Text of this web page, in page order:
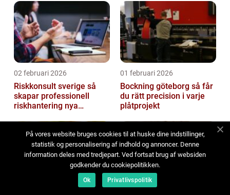
02 februari 2026
Riskkonsult sverige så
skapar professionell
riskhantering nya
01 februari 2026
Bockning göteborg så får
du rätt precision i varje
plåtprojekt
På vores website bruges cookies til at huske dine indstillinger,
statistik og personalisering af indhold og annoncer. Denne
information deles med tredjepart. Ved fortsat brug af websiden
godkender du cookiepolitikken.
Ok Privatlivspolitik